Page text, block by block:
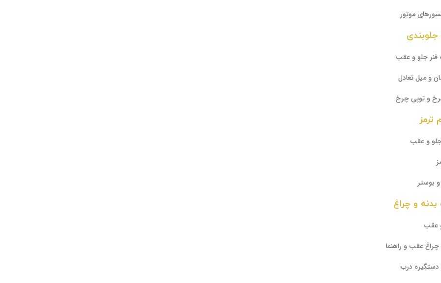
موتور
جلو و عقب
و میل تعادل
و توپی چرخ
و عقب
بوستر
و چراغ
عقب
چراغ عقب و راهنما
دستگیره درب